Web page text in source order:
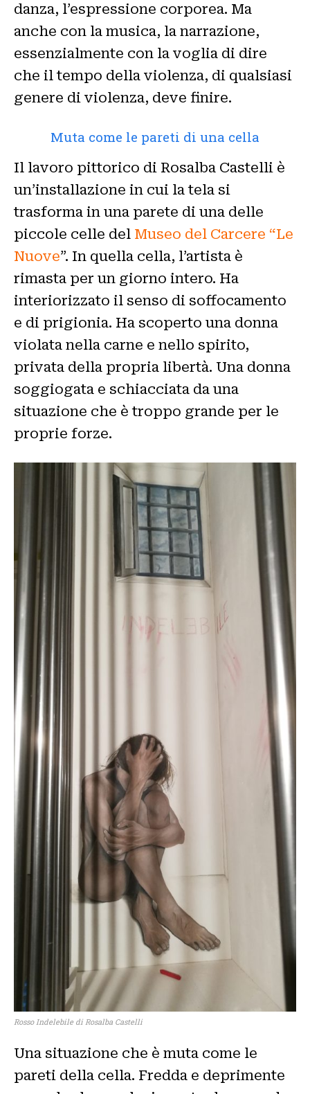
danza, l’espressione corporea. Ma
anche con la musica, la narrazione,
essenzialmente con la voglia di dire
che il tempo della violenza, di qualsiasi
genere di violenza, deve finire.
Muta come le pareti di una cella
Il lavoro pittorico di Rosalba Castelli è
un’installazione in cui la tela si
trasforma in una parete di una delle
piccole celle del Museo del Carcere “Le
Nuove”. In quella cella, l’artista è
rimasta per un giorno intero. Ha
interiorizzato il senso di soffocamento
e di prigionia. Ha scoperto una donna
violata nella carne e nello spirito,
privata della propria libertà. Una donna
soggiogata e schiacciata da una
situazione che è troppo grande per le
proprie forze.
Rosso Indelebile di Rosalba Castelli
Una situazione che è muta come le
pareti della cella. Fredda e deprimente